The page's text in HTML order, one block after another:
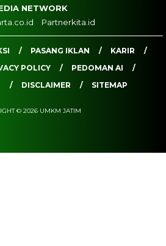
NETWORK
Partnerkita.id
PASANG IKLAN
KARIR
POLICY
PEDOMAN AI
DISCLAIMER SITEMAP
© 2026 UMKM JATIM